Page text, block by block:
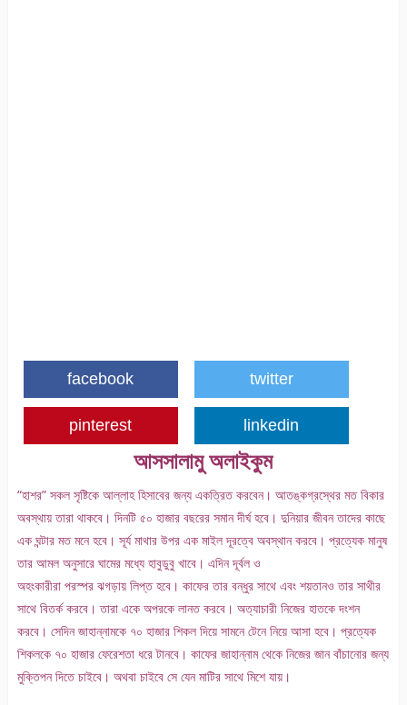
facebook twitter
pinterest linkedin
আসসালামু অলাইকুম
“হাশর” সকল সৃষ্টিকে আল্লাহ হিসাবের জন্য একত্রিত করবেন। আতঙ্কগ্রস্থের মত বিকার
অবস্থায় তারা থাকবে। দিনটি ৫০ হাজার বছরের সমান দীর্ঘ হবে। দুনিয়ার জীবন তাদের কাছে
এক ঘন্টার মত মনে হবে। সূর্য মাথার উপর এক মাইল দূরত্বে অবস্থান করবে। প্রত্যেক মানুষ
তার আমল অনুসারে ঘামের মধ্যে হাবুডুবু খাবে। এদিন দূর্বল ও
অহংকারীরা পরস্পর ঝগড়ায় লিপ্ত হবে। কাফের তার বন্ধুর সাথে এবং শয়তানও তার সাথীর
সাথে বিতর্ক করবে। তারা একে অপরকে লানত করবে। অত্যাচারী নিজের হাতকে দংশন
করবে। সেদিন জাহান্নামকে ৭০ হাজার শিকল দিয়ে সামনে টেনে নিয়ে আসা হবে। প্রত্যেক
শিকলকে ৭০ হাজার ফেরেশতা ধরে টানবে। কাফের জাহান্নাম থেকে নিজের জান বাঁচানোর জন্য
মুক্তিপন দিতে চাইবে। অথবা চাইবে সে যেন মাটির সাথে মিশে যায়।